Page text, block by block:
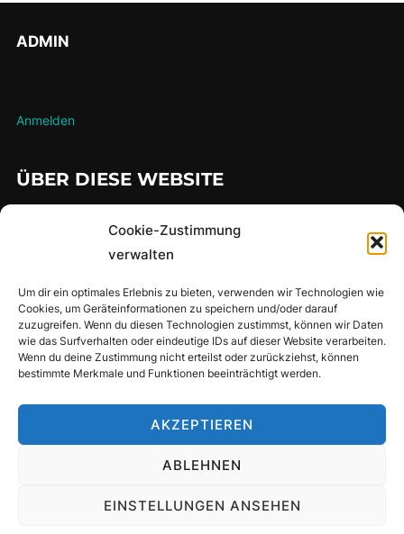
Cookie-Zustimmung
verwalten
Um dir ein optimales Erlebnis zu bieten, verwenden wir Technologien wie
Cookies, um Geräteinformationen zu speichern und/oder darauf
zuzugreifen. Wenn du diesen Technologien zustimmst, können wir Daten
wie das Surfverhalten oder eindeutige IDs auf dieser Website verarbeiten.
Wenn du deine Zustimmung nicht erteilst oder zurückziehst, können
bestimmte Merkmale und Funktionen beeinträchtigt werden.
AKZEPTIEREN
ABLEHNEN
EINSTELLUNGEN ANSEHEN
ADMIN
Anmelden
ÜBER DIESE WEBSITE
SUCHE
Suchen
nach:
SUCHEN
Copyright © 2026 Uli's Laufseite
Inspiro Themevon WPZOOM